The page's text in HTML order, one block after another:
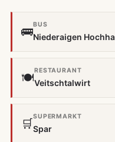
🚌
BUS
Niederaigen
🍽️
RESTAURANT
Veitschtalwirt
🛒
SUPERMARKT
Spar